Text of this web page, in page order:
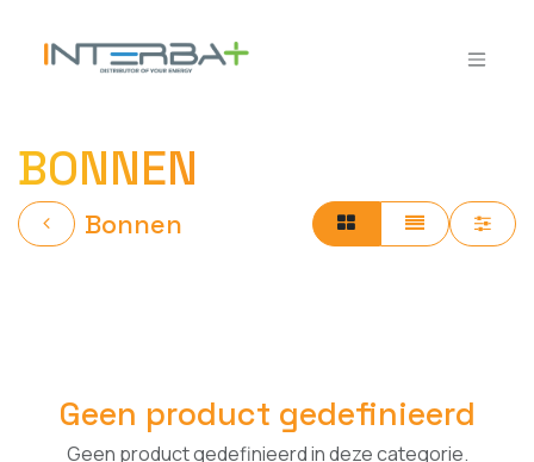
BONNEN
Bonnen
Geen product gedefinieerd
Geen product gedefinieerd in deze categorie.